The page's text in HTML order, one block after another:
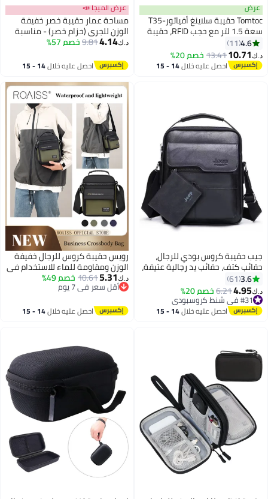
3
عرض
Tomtoc حقيبة سلاينغ أفياتور-T35
سعة 1.5 لتر مع حجب RFID، حقيبة
صدر كتف عابرة للرجال والنساء،
حقيبة خفيفة مقاومة للماء
للاستخدام اليومي والسفر
4.6
11
د.ك‏10.71
13.41خصم 20%
احصل عليه خلال 14 - 15
2
عرض الميجا 📣
مساحة عمار حقيبة خصر خفيفة
الوزن للجري (حزام خصر) - مناسبة
للرجال والنساء | حقيبة رياضية
خصر قابل للتعديل (66-135 سم) |
جيبان لحمل الهاتف | مثالية للجري،
الصالة الرياضية، المشي والسفر |
اللون: وردي
د.ك‏4.14
9.81خصم 57%
احصل عليه خلال 14 - 15
جيب حقيبة كروس بودي للرجال،
حقائب كتف، حقائب يد رجالية عتيقة،
حقيبة جلدية بولي يوريثين كبيرة
السعة للرجال، حقائب رسول، حقيبة
حمل، محفظة، أسود
3.6
61
د.ك‏4.95
6.21خصم 20% #31 في شنط كروسبودي
أقل سعر في 7 يوم
#31 في شنط كروسبودي احصل عليه خلال 14 - 15
رويس حقيبة كروس للرجال خفيفة
الوزن ومقاومة للماء للاستخدام في
الهواء الطلق مثالية للمناسبات غير
الرسمية والتنقل بأسلوب عمل أنيق
د.ك‏5.31
10.61خصم 49%
أقل سعر في 7 يوم
أقل سعر في 7 يوم
احصل عليه خلال 14 - 15